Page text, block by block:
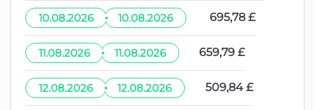
10.08.2026 · 10.08.2026 695,78 £
11.08.2026 · 11.08.2026 659,79 £
12.08.2026 · 12.08.2026 509,84 £